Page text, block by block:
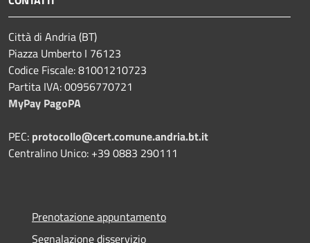
Città di Andria (BT)
Piazza Umberto I 76123
Codice Fiscale: 81001210723
Partita IVA: 00956770721
MyPay PagoPA
PEC: protocollo@cert.comune.andria.bt.it
Centralino Unico: +39 0883 290111
Prenotazione appuntamento
Segnalazione disservizio